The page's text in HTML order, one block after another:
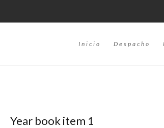
Inicio Despacho
Year book item 1